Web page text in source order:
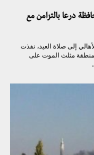
درعا بالتزامن مع
إلى صلاة العيد، نفذت
منطقة مثلث الموت على